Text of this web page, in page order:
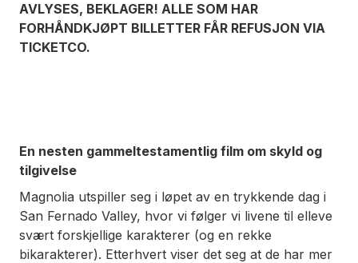
AVLYSES, BEKLAGER! ALLE SOM HAR
FORHÅNDKJØPT BILLETTER FÅR REFUSJON VIA
TICKETCO.
En nesten gammeltestamentlig film om skyld og
tilgivelse
Magnolia utspiller seg i løpet av en trykkende dag i
San Fernado Valley, hvor vi følger vi livene til elleve
svært forskjellige karakterer (og en rekke
bikarakterer). Etterhvert viser det seg at de har mer